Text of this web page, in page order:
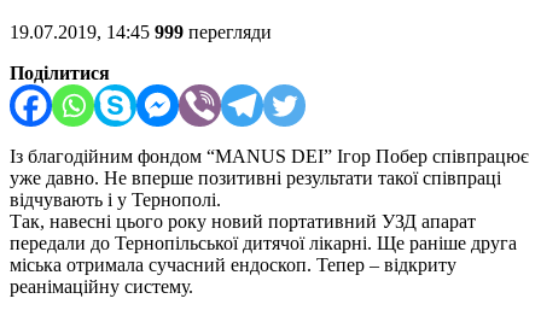
19.07.2019, 14:45 999 перегляди
Поділитися
Із благодійним фондом “MANUS DEI” Ігор Побер співпрацює
уже давно. Не вперше позитивні результати такої співпраці
відчувають і у Тернополі.
Так, навесні цього року новий портативний УЗД апарат
передали до Тернопільської дитячої лікарні. Ще раніше друга
міська отримала сучасний ендоскоп. Тепер – відкриту
реанімаційну систему.